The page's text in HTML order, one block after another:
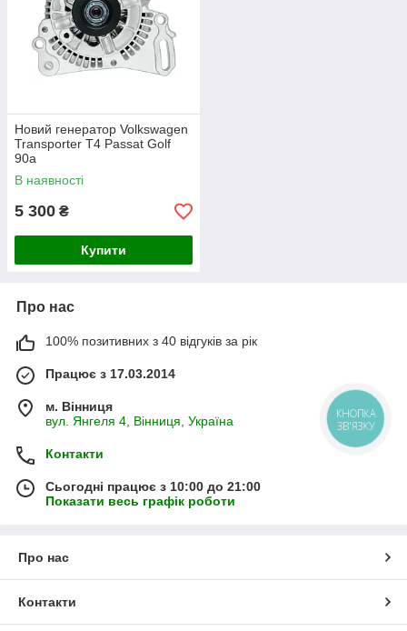
Новий генератор Volkswagen
Transporter T4 Passat Golf
90а
В наявності
5 300 ₴
Купити
Про нас
100% позитивних з 40 відгуків за рік
Працює з 17.03.2014
м. Вінниця
вул. Янгеля 4, Вінниця, Україна
Контакти
Сьогодні працює з 10:00 до 21:00
Показати весь графік роботи
Про нас
Контакти
КНОПКА
ЗВ'ЯЗКУ